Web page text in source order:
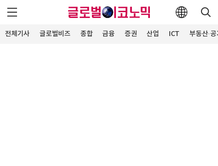
전체기사 글로벌비즈 종합 금융 증권 산업 ICT 부동산·